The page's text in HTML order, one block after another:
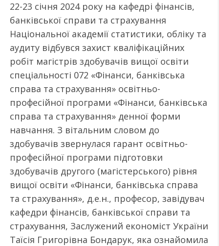
22-23 січня 2024 року на кафедрі фінансів,
банківської справи та страхування
Національної академії статистики, обліку та
аудиту відбувся захист кваліфікаційних
робіт магістрів здобувачів вищої освіти
спеціальності 072 «Фінанси, банківська
справа та страхування» освітньо-
професійної програми «Фінанси, банківська
справа та страхування» денної форми
навчання. З вітальним словом до
здобувачів звернулася гарант освітньо-
професійної програми підготовки
здобувачів другого (магістерського) рівня
вищої освіти «Фінанси, банківська справа
та страхування», д.е.н., професор, завідувач
кафедри фінансів, банківської справи та
страхування, Заслужений економіст України
Таїсія Григорівна Бондарук, яка ознайомила